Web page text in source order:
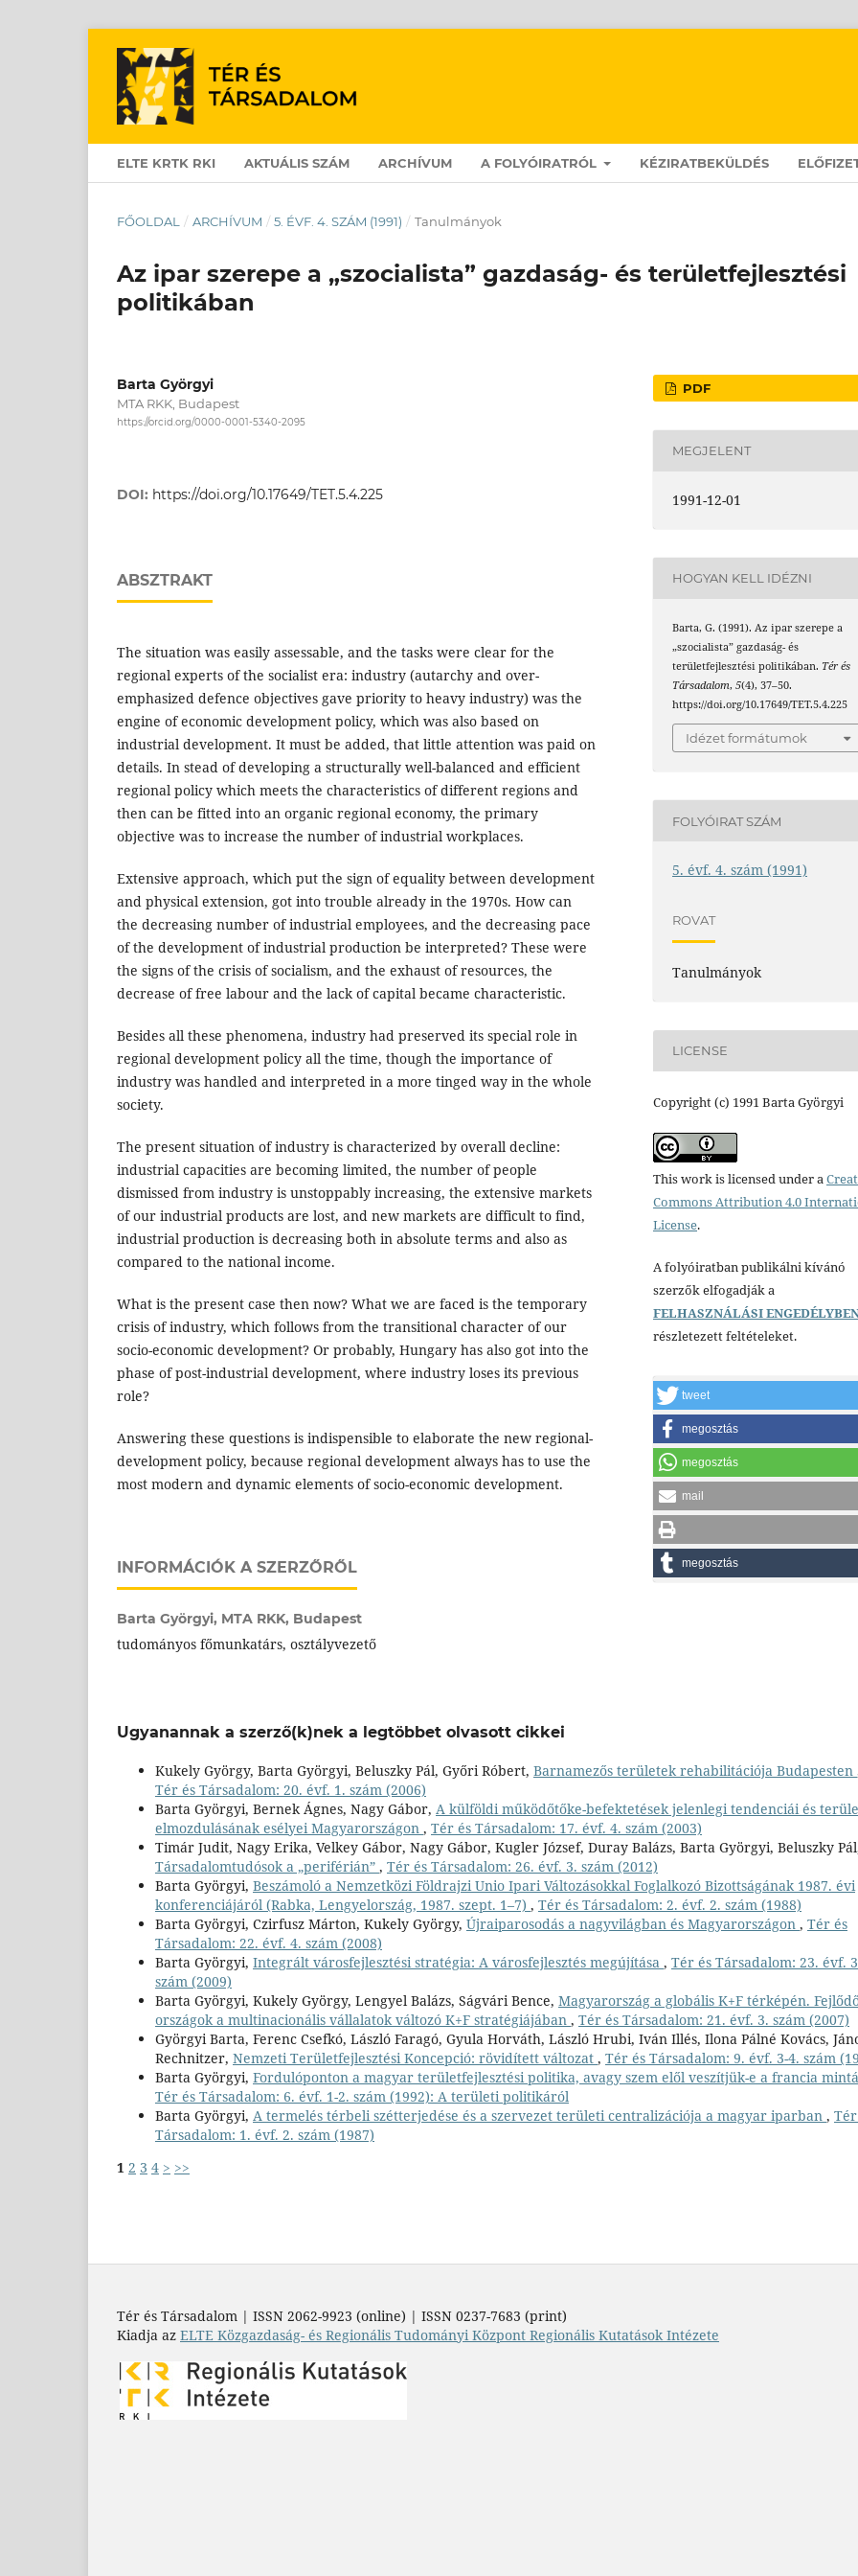
ELTE KRTK RKI AKTUÁLIS SZÁM ARCHÍVUM A FOLYÓIRATRÓL KÉZIRATBEKÜLDÉS
FŐOLDAL / ARCHÍVUM / 5. ÉVF. 4. SZÁM (1991) / Tanulmányok
Az ipar szerepe a „szocialista” gazdaság- és területfejlesztési
politikában
Barta Györgyi
MTA RKK, Budapest
https://orcid.org/0000-0001-5340-2095
DOI: https://doi.org/10.17649/TET.5.4.225
ABSZTRAKT
The situation was easily assessable, and the tasks were clear for the
regional experts of the socialist era: industry (autarchy and over-
emphasized defence objectives gave priority to heavy industry) was the
engine of economic development policy, which was also based on
industrial development. It must be added, that little attention was paid on
details. In stead of developing a structurally well-balanced and efficient
regional policy which meets the characteristics of different regions and
then can be fitted into an organic regional economy, the primary
objective was to increase the number of industrial workplaces.
Extensive approach, which put the sign of equality between development
and physical extension, got into trouble already in the 1970s. How can
the decreasing number of industrial employees, and the decreasing pace
of the development of industrial production be interpreted? These were
the signs of the crisis of socialism, and the exhaust of resources, the
decrease of free labour and the lack of capital became characteristic.
Besides all these phenomena, industry had preserved its special role in
regional development policy all the time, though the importance of
industry was handled and interpreted in a more tinged way in the whole
society.
The present situation of industry is characterized by overall decline:
industrial capacities are becoming limited, the number of people
dismissed from industry is unstoppably increasing, the extensive markets
of our industrial products are lost, and new markets are difficult to find,
industrial production is decreasing both in absolute terms and also as
compared to the national income.
What is the present case then now? What we are faced is the temporary
crisis of industry, which follows from the transitional character of our
socio-economic development? Or probably, Hungary has also got into the
phase of post-industrial development, where industry loses its previous
role?
Answering these questions is indispensible to elaborate the new regional-
development policy, because regional development always has to use the
most modern and dynamic elements of socio-economic development.
INFORMÁCIÓK A SZERZŐRŐL
Barta Györgyi, MTA RKK, Budapest
tudományos főmunkatárs, osztályvezető
PDF
MEGJELENT
1991-12-01
HOGYAN KELL IDÉZNI
Barta, G. (1991). Az ipar szerepe a
„szocialista” gazdaság- és
területfejlesztési politikában. Tér és
Társadalom,5(4), 37–50.
https://doi.org/10.17649/TET.5.4.225
Idézet formátumok
FOLYÓIRAT SZÁM
5. évf. 4. szám (1991)
ROVAT
Tanulmányok
LICENSE
Copyright (c) 1991 Barta Györgyi
This work is licensed under a
Commons Attribution 4.0
License.
A folyóiratban publikálni kívánó
szerzők elfogadják a
FELHASZNÁLÁSI
részletezett feltételeket.
tweet
megosztás
megosztás
mail
megosztás
Ugyanannak a szerző(k)nek a legtöbbet olvasott cikkei
Kukely György, Barta Györgyi, Beluszky Pál, Győri Róbert, Barnamezős területek rehabilitációja Budapesten
Tér és Társadalom: 20. évf. 1. szám (2006)
Barta Györgyi, Bernek Ágnes, Nagy Gábor, A külföldi működőtőke-befektetések jelenlegi tendenciái és
elmozdulásának esélyei Magyarországon , Tér és Társadalom: 17. évf. 4. szám (2003)
Timár Judit, Nagy Erika, Velkey Gábor, Nagy Gábor, Kugler József, Duray Balázs, Barta Györgyi, Beluszky
Társadalomtudósok a „periférián” , Tér és Társadalom: 26. évf. 3. szám (2012)
Barta Györgyi, Beszámoló a Nemzetközi Földrajzi Unio Ipari Változásokkal Foglalkozó Bizottságának 1987. évi
konferenciájáról (Rabka, Lengyelország, 1987. szept. 1–7) , Tér és Társadalom: 2. évf. 2. szám (1988)
Barta Györgyi, Czirfusz Márton, Kukely György, Újraiparosodás a nagyvilágban és Magyarországon , Tér és
Társadalom: 22. évf. 4. szám (2008)
Barta Györgyi, Integrált városfejlesztési stratégia: A városfejlesztés megújítása , Tér és Társadalom: 23. évf.
szám (2009)
Barta Györgyi, Kukely György, Lengyel Balázs, Ságvári Bence, Magyarország a globális K+F térképén.
országok a multinacionális vállalatok változó K+F stratégiájában , Tér és Társadalom: 21. évf. 3. szám (2007)
Györgyi Barta, Ferenc Csefkó, László Faragó, Gyula Horváth, László Hrubi, Iván Illés, Ilona Pálné Kovács,
Rechnitzer, Nemzeti Területfejlesztési Koncepció: rövidített változat , Tér és Társadalom: 9. évf. 3-4. szám
Barta Györgyi, Fordulóponton a magyar területfejlesztési politika, avagy szem elől veszítjük-e a francia
Tér és Társadalom: 6. évf. 1-2. szám (1992): A területi politikáról
Barta Györgyi, A termelés térbeli szétterjedése és a szervezet területi centralizációja a magyar iparban ,
Társadalom: 1. évf. 2. szám (1987)
1 2 3 4 > >>
Tér és Társadalom | ISSN 2062-9923 (online) | ISSN 0237-7683 (print)
Kiadja az ELTE Közgazdaság- és Regionális Tudományi Központ Regionális Kutatások Intézete